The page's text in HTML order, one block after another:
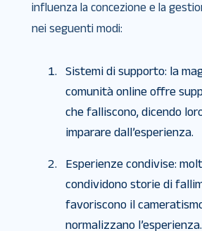
influenza la concezione e la
nei seguenti modi:
Sistemi di supporto: la
comunità online offre
che falliscono, dicendo
imparare dall’esperienza.
Esperienze condivise:
condividono storie di
favoriscono il
normalizzano l’esperienza.